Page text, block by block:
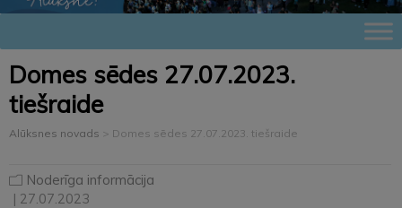
Domes sēdes 27.07.2023.
tiešraide
Alūksnes novads > Domes sēdes 27.07.2023. tiešraide
Noderīga informācija
| 27.07.2023